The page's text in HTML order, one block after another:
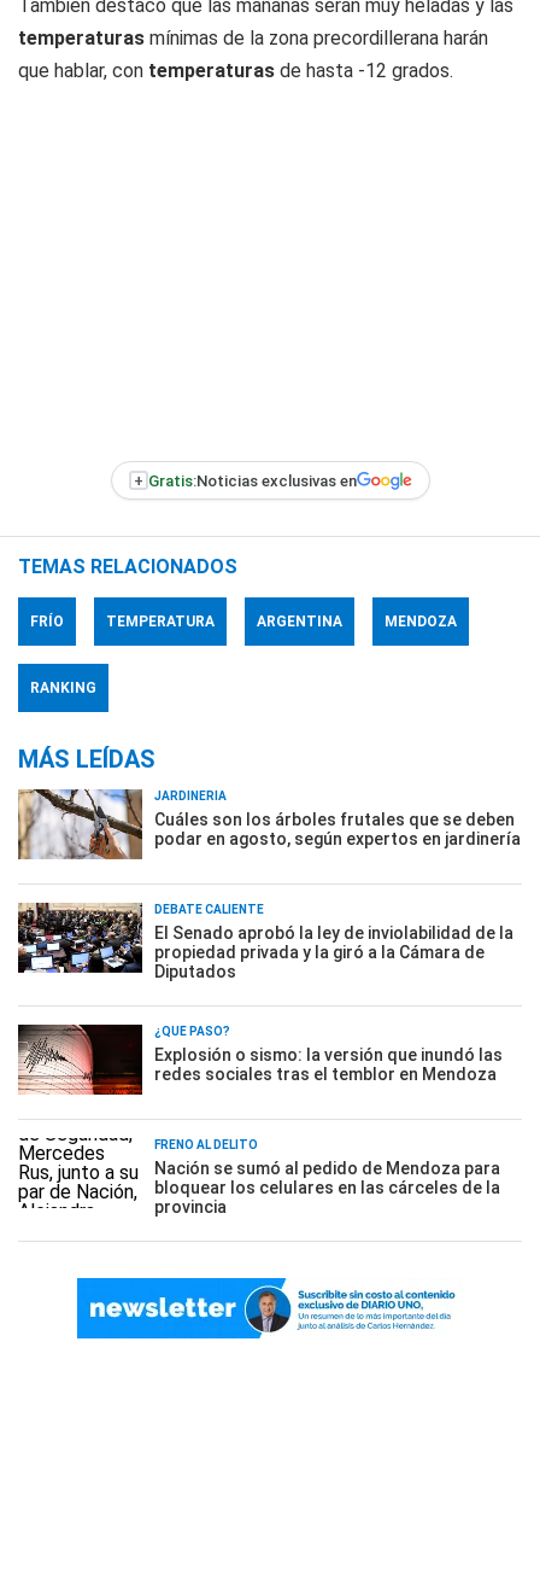
También destacó que las mañanas serán muy heladas y las
temperaturas mínimas de la zona precordillerana harán
que hablar, con temperaturas de hasta -12 grados.
+ Gratis:Noticias exclusivas en
TEMAS RELACIONADOS
FRÍO TEMPERATURA ARGENTINA MENDOZA
RANKING
MÁS LEÍDAS
JARDINERÍA
Cuáles son los árboles frutales que se deben
podar en agosto, según expertos en jardinería
DEBATE CALIENTE
El Senado aprobó la ley de inviolabilidad de la
propiedad privada y la giró a la Cámara de
Diputados
¿QUÉ PASÓ?
Explosión o sismo: la versión que inundó las
redes sociales tras el temblor en Mendoza
FRENO AL DELITO
Nación se sumó al pedido de Mendoza para
bloquear los celulares en las cárceles de la
provincia